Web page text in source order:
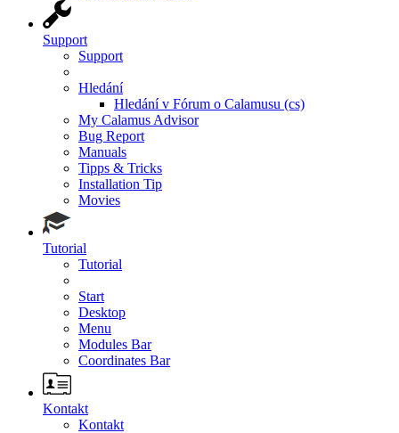
Support
Support
Hledání
Hledání v Fórum o Calamusu (cs)
My Calamus Advisor
Bug Report
Manuals
Tipps & Tricks
Installation Tip
Movies
Tutorial
Tutorial
Start
Desktop
Menu
Modules Bar
Coordinates Bar
Kontakt
Kontakt